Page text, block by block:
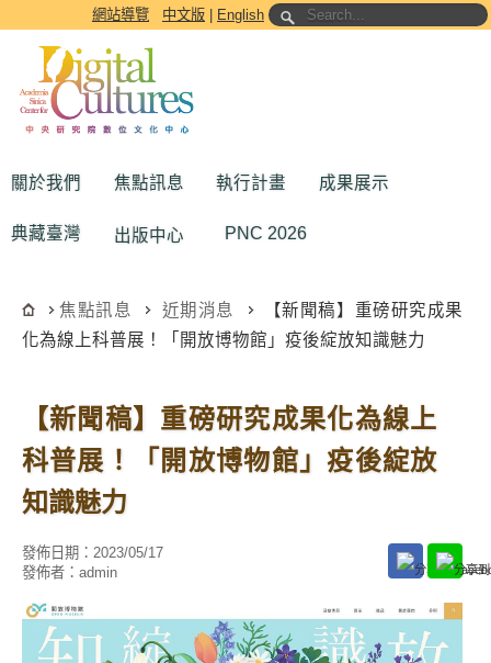
跳到主要內容區塊網站導覽 中文版 English
關於我們 焦點訊息 執行計畫 成果展示
典藏臺灣 出版中心 PNC 2026
焦點訊息 近期消息
【新聞稿】重磅研究成果
化為線上科普展！「開放博物館」疫後綻放知識魅力
【新聞稿】重磅研究成果化為線上
科普展！「開放博物館」疫後綻放
知識魅力
發佈日期： 2023/05/17
發佈者： admin